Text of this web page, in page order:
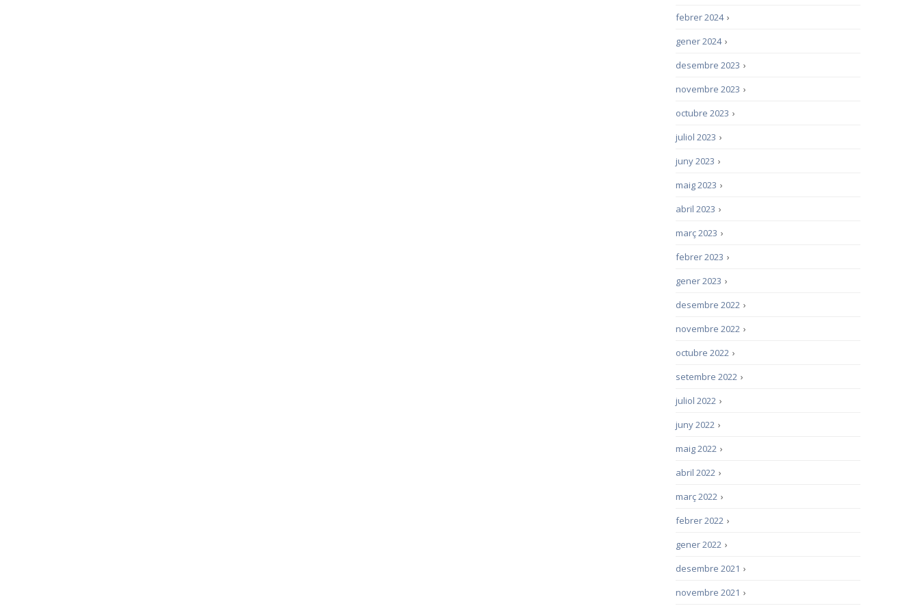
›
febrer 2024
›
gener 2024
›
desembre 2023
›
novembre 2023
›
octubre 2023
›
juliol 2023
›
juny 2023
›
maig 2023
›
abril 2023
›
març 2023
›
febrer 2023
›
gener 2023
›
desembre 2022
›
novembre 2022
›
octubre 2022
›
setembre 2022
›
juliol 2022
›
juny 2022
›
maig 2022
›
abril 2022
›
març 2022
›
febrer 2022
›
gener 2022
›
desembre 2021
›
novembre 2021